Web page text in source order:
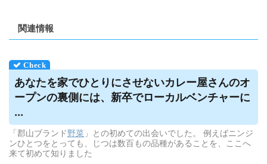
関連情報
あなたを家でひとりにさせないカレー屋さんのオ
ープンの裏側には、新卒でローカルベンチャーに
...
「郡山ブランド野菜 」との初めての出会いでした。 例えばニンジ
ンひとつをとっても、じつは数百もの品種があることを、ここへ
来て初めて知りました